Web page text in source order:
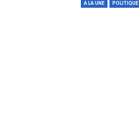
A LA UNE POLITIQUE